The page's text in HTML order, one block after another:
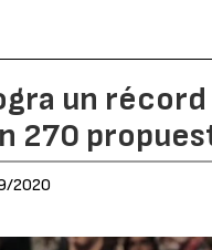
un
270
2020